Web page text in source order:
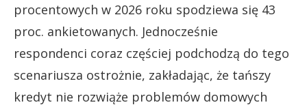
procentowych w 2026 roku spodziewa się 43
proc. ankietowanych. Jednocześnie
respondenci coraz częściej podchodzą do tego
scenariusza ostrożnie, zakładając, że tańszy
kredyt nie rozwiąże problemów domowych